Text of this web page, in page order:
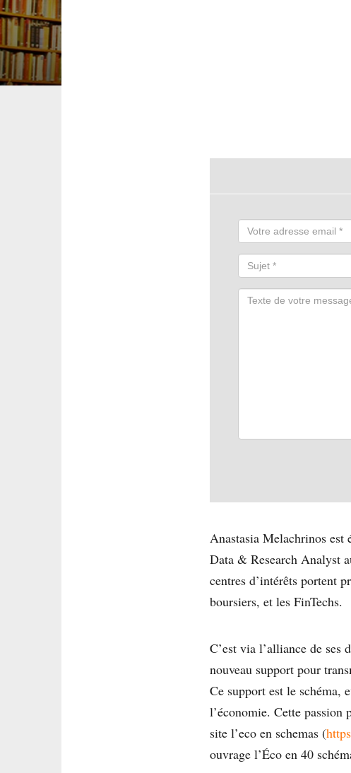
Anastasia Melachrinos est
Data & Research Analyst
centres d’intérêts portent
boursiers, et les FinTechs.
C’est via l’alliance de ses
nouveau support pour
Ce support est le schéma,
l’économie. Cette passion
site l’eco en schemas (
ouvrage l’Éco en 40